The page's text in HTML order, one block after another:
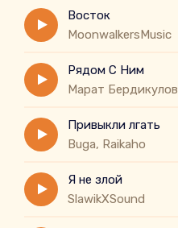
А это дурная привычка
Восток
MoonwalkersMusic
Рядом С Ним
Марат Бердикулов
Привыкли лгать
Buga, Raikaho
Я не злой
SlawikXSound